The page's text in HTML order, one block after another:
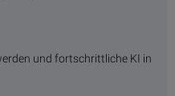
und fortschrittliche KI in